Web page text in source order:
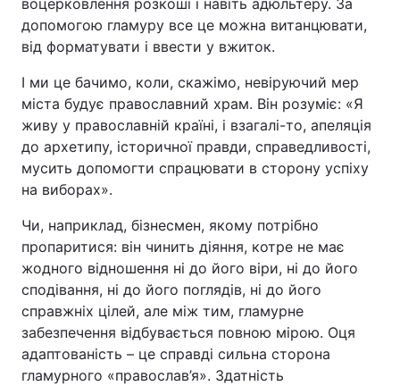
воцерковлення розкоші і навіть адюльтеру. За
допомогою гламуру все це можна витанцювати,
від форматувати і ввести у вжиток.
І ми це бачимо, коли, скажімо, невіруючий мер
міста будує православний храм. Він розуміє: «Я
живу у православній країні, і взагалі-то, апеляція
до архетипу, історичної правди, справедливості,
мусить допомогти спрацювати в сторону успіху
на виборах».
Чи, наприклад, бізнесмен, якому потрібно
пропаритися: він чинить діяння, котре не має
жодного відношення ні до його віри, ні до його
сподівання, ні до його поглядів, ні до його
справжніх цілей, але між тим, гламурне
забезпечення відбувається повною мірою. Оця
адаптованість – це справді сильна сторона
гламурного «православ’я». Здатність